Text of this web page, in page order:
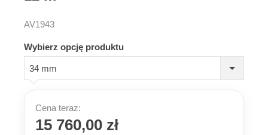
AV1943
Wybierz opcję produktu
34 mm
Cena teraz:
15 760,00 zł